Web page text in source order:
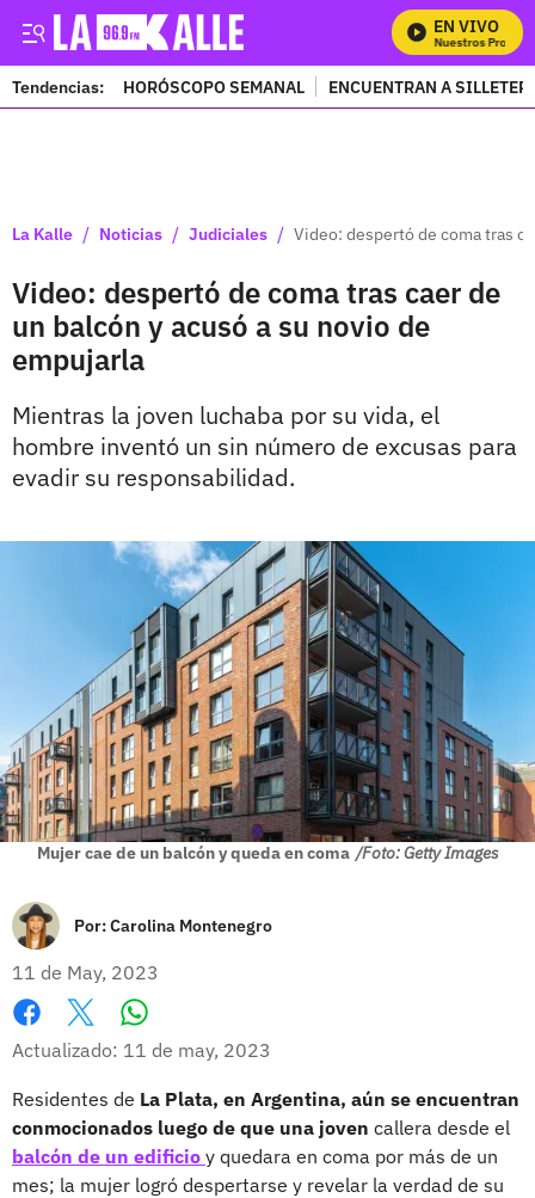
EN VIVO
Mira Todos Nuestros
Tendencias: HORÓSCOPO SEMANAL ENCUENTRAN A
La Kalle / Noticias / Judiciales / Video: despertó de coma tras
Video: despertó de coma tras caer de
un balcón y acusó a su novio de
empujarla
Mientras la joven luchaba por su vida, el
hombre inventó un sin número de excusas para
evadir su responsabilidad.
Mujer cae de un balcón y queda en coma /Foto: Getty Images
Por:Carolina Montenegro
11 de May, 2023
Facebook
X
Actualizado: 11 de may, 2023
Residentes de La Plata, en Argentina, aún se encuentran
conmocionados luego de que una joven callera desde el
balcón de un edificio y quedara en coma por más de un
mes; la mujer logró despertarse y revelar la verdad de su